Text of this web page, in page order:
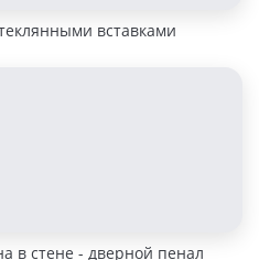
вставками
в стене - дверной пенал